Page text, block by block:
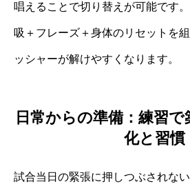
唱えることで切り替えが可能です
吸＋フレーズ＋身体のリセットを
ッシャーが解けやすくなります。
日常からの準備：練習
化と習慣
試合当日の緊張に押しつぶされな